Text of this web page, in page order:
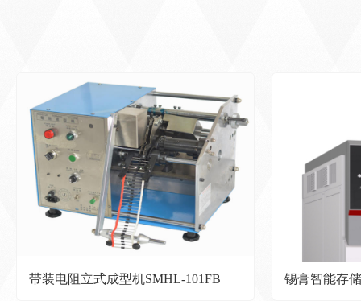
带装电阻立式成型机SMHL-101FB 锡膏智能存